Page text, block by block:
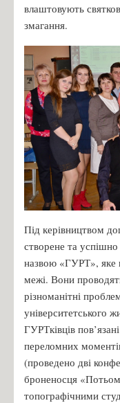
влаштовують
змагання.
Під керівництвом
створене та
назвою «ГУРТ», яке
межі. Вони
різноманітні
університетського
ГУРТківців
переломних
(проведено дві
броненосця
топографічними